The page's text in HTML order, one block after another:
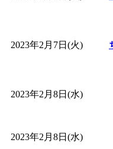
～」
み
de 健康
「堂島
2023年2月7日(火)
2023年2月8日(水)
2023年2月8日(水)